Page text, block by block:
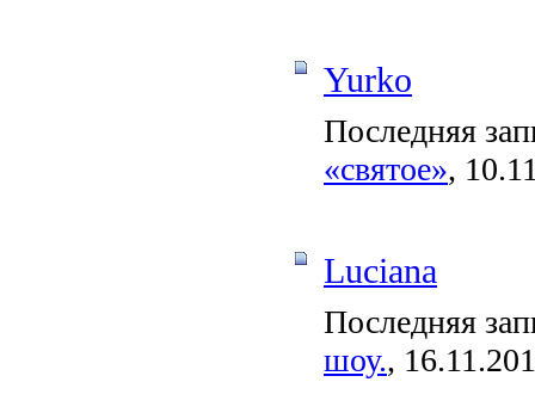
Yurko
Последняя
«святое»,
Luciana
Последняя
шоу.,